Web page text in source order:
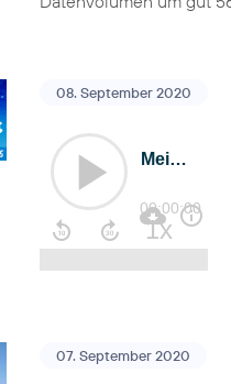
08. September 2020
07. September 2020